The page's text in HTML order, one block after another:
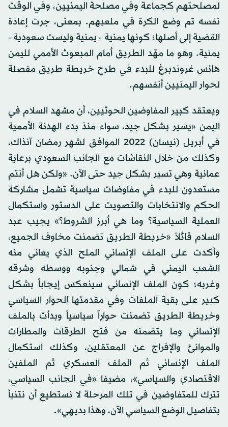
لمصلحتهم كجماعة وفي مصلحة اليمنيين، وفي الوقت
نفسه تم وضع الكرة في ملعبهم. بمعنى، جرت إعادة
القضية إلى أصلها؛ كونها يمنية - يمنية وليست سعودية -
يمنية. وهو ما مهّد الطريق أمام المبعوث الأممي لليمن
هانس غروندبرغ للبدء في طرح خريطة طريق مفصلة
لحوار اليمنيين أنفسهم.
ويعتقد كبير المفاوضين الحوثيين، أن مشهد السلام في
اليمن «يسير بشكل جيد، سواء منذ بدء الهدنة الأممية
في أبريل (نيسان) 2022 الموافق لشهر رمضان آنذاك،
وكذلك من خلال النقاشات مع الجانب السعودي برعاية
عمانية وهي تسير بشكل جيد حتى الآن. «ولكن هل أنتم
مستعدون للبدء في مفاوضات سياسية تشمل مشاركة
الحكم والانتخابات والتصويت على الدستور واستكمال
العملية السياسية؟ وما هي أبرز الشروط؟» يجيب عبد
السلام قائلاً «‏خريطة الطريق تضمنت مخاوف الجميع،
وأكدت على الملف الإنساني الملح الذي يعاني منه
الشعب اليمني في شمالي وجنوبه ووسطه وشرقه
وغربه؛ كون الملف الإنساني سينعكس إيجاباً بشكل
كبير على بقية الملفات وفي مقدمتها الحوار السياسي
وخريطة الطريق تضمنت حواراً سياسياً وبدأت بالملف
الإنساني وما يتضمنه من فتح الطرقات والمطارات
والموانئ والإفراج عن المعتقلين، وكذلك استكمال
الملف الإنساني ثم الملف العسكري ثم الملفين
الاقتصادي والسياسي»، مضيفا «في الجانب السياسي،
تترك للمتفاوضين في تلك المرحلة لا نستطيع أن نتنبأ
بتفاصيل الوضع السياسي الآن، وهذا بديهي».